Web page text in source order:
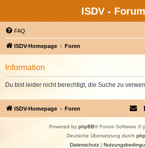
ISDV - Forum
FAQ
ISDV-Homepage Foren
Information
Du bist leider nicht berechtigt, die Suche zu
ISDV-Homepage Foren
Powered by phpBB® Forum Software ©
Deutsche Übersetzung durch
Datenschutz|